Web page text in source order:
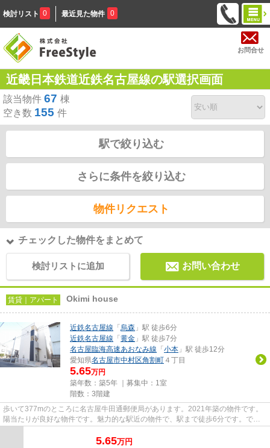
検討リスト 0 最近見た物件 0
お問合せ
近畿日本鉄道近鉄名古屋線の駅選択画面
該当物件 67 棟
空き数 155 件
駅で絞り込む
さらに条件を絞り込む
物件リクエスト
チェックした物件をまとめて
検討リストに追加 お問い合わせ
賃貸｜アパート Okimi house
近鉄名古屋線 「 烏森 」駅 徒歩6分
近鉄名古屋線 「 黄金 」駅 徒歩7分
名古屋臨海高速あおなみ線 「 小本 」駅 徒歩12分
愛知県名古屋市中村区角割町 ４丁目
5.65万円
築年数：築5年 ｜募集中： 1室
階数：3階建
歩いて377mのところに名古屋牛田通郵便局があります。2021年築の物件です。
陽当たりが良好な物件です。魅力的な駅近の物件で、駅まで徒歩6分です。でき
5.65万円